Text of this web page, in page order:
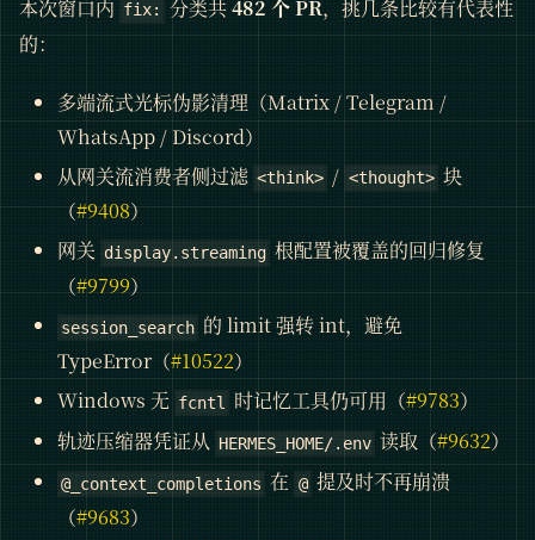
本次窗口内 fix: 分类共482 个 PR，挑几条比较有代表性
的：
多端流式光标伪影清理（Matrix / Telegram /
WhatsApp / Discord）
从网关流消费者侧过滤 <think> / <thought> 块
（#9408）
网关 display.streaming 根配置被覆盖的回归修复
（#9799）
session_search 的 limit 强转 int，避免
TypeError（#10522）
Windows 无 fcntl 时记忆工具仍可用（#9783）
轨迹压缩器凭证从 HERMES_HOME/.env 读取（#9632）
@_context_completions 在 @ 提及时不再崩溃
（#9683）